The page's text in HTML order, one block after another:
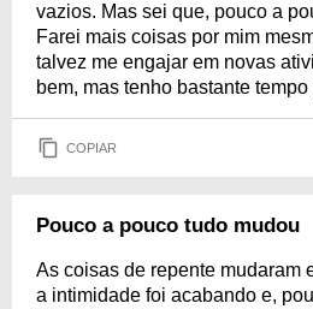
vazios. Mas sei que, pouco a
Farei mais coisas por mim
talvez me engajar em novas
bem, mas tenho bastante
COPIAR
Pouco a pouco tudo mudou
As coisas de repente mudaram
a intimidade foi acabando e,